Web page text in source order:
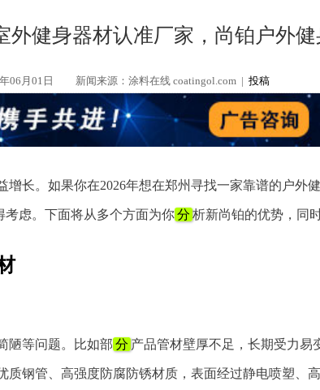
健身器材认准厂家，尚铂户外健
06月01日 新闻来源：涂料在线 coatingol.com | 投稿
长。如果你在2026年想在郑州寻找一家靠谱的户外
考虑。下面将从多个方面为你分 析新尚铂的优势，同
陋等问题。比如部 分 产品管材壁厚不足，长期受力易
钢管、高强度防腐防锈材质，表面经过静电喷塑、